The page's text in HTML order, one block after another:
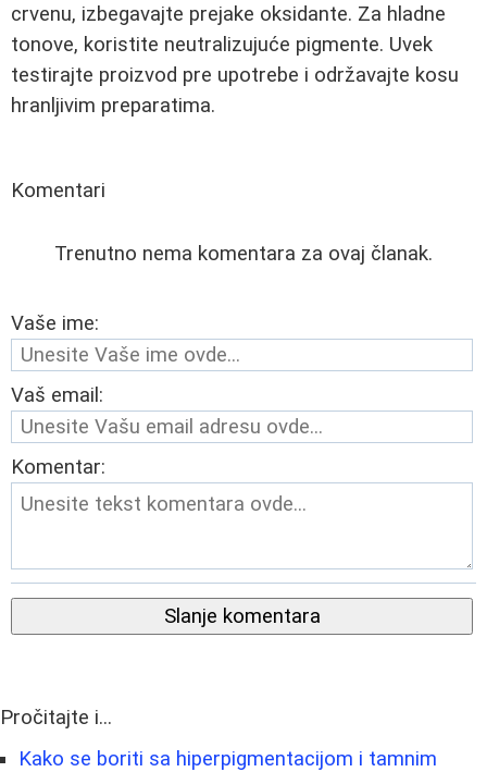
crvenu, izbegavajte prejake oksidante. Za hladne
tonove, koristite neutralizujuće pigmente. Uvek
testirajte proizvod pre upotrebe i održavajte kosu
hranljivim preparatima.
Komentari
Trenutno nema komentara za ovaj članak.
Vaše ime:
Vaš email:
Komentar:
Slanje komentara
Pročitajte i...
Kako se boriti sa hiperpigmentacijom i tamnim